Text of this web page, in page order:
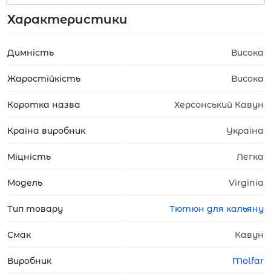
Характеристики
Димність Висока
Жаростійкість Висока
Коротка назва Херсонський Кавун
Країна виробник Україна
Міцність Легка
Модель Virginia
Тип товару Тютюн для кальяну
Смак Кавун
Виробник Molfar